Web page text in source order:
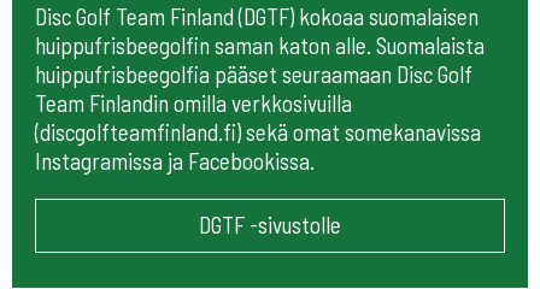
Disc Golf Team Finland (DGTF) kokoaa suomalaisen
huippufrisbeegolfin saman katon alle. Suomalaista
huippufrisbeegolfia pääset seuraamaan Disc Golf
Team Finlandin omilla verkkosivuilla
(discgolfteamfinland.fi) sekä omat somekanavissa
Instagramissa ja Facebookissa.
DGTF -sivustolle